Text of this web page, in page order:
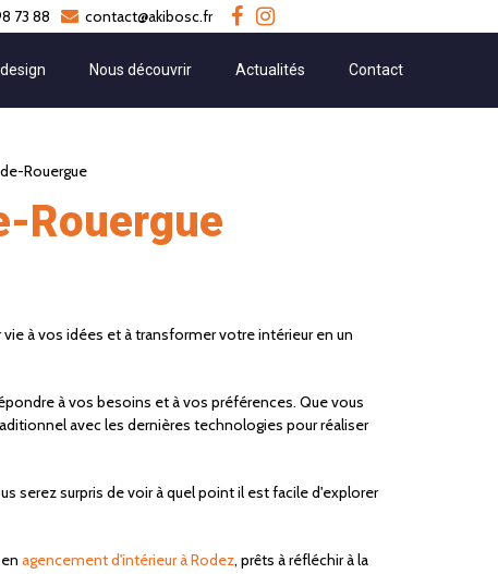
73 88 contact@akibosc.fr
Nous découvrir Actualités Contact
Rouergue
Rouergue
à vos idées et à transformer votre intérieur en un
à vos besoins et à vos préférences. Que vous
avec les dernières technologies pour réaliser
serez surpris de voir à quel point il est facile d'explorer
agencement d'intérieur à Rodez, prêts à réfléchir à la